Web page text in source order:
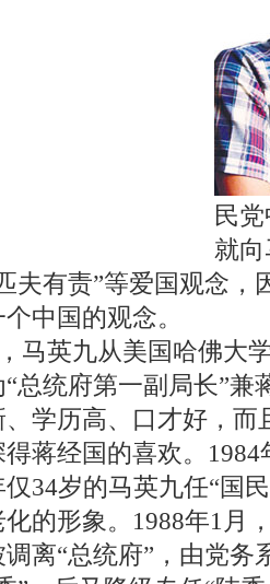
民
就
夫有责”等爱国观念，
中国的观念。
英九从美国哈佛大
总统府第一副局长”兼
学历高、口才好，
蒋经国的喜欢。
34岁的马英九任“国
的形象。1988年1月
离“总统府”，由党务